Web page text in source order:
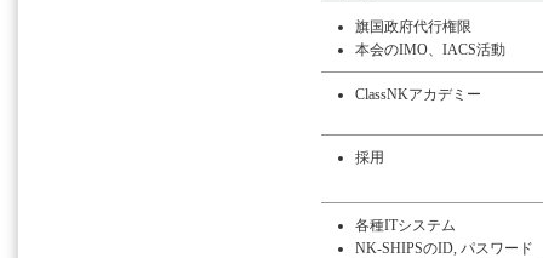
旗国政府代行権限
本会のIMO、IACS活動
ClassNKアカデミー
採用
各種ITシステム
NK-SHIPSのID, パスワード